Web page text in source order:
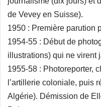
de Vevey en Suisse).
1950 : Première parution
1954-55 : Début de
illustrations) qui ne virent
1955-58 : Photoreporter,
l’artillerie coloniale, puis
Algérie). Démission de